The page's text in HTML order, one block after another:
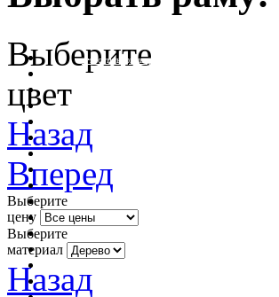
очистить фильтр цвета
Выберите
цвет
Назад
Вперед
Выберите
цену
Выберите
материал
Назад